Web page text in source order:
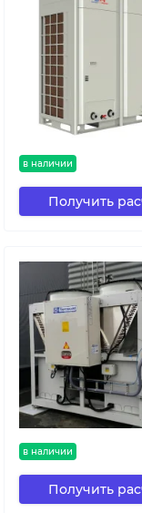
в наличии
Получить
в наличии
Получить